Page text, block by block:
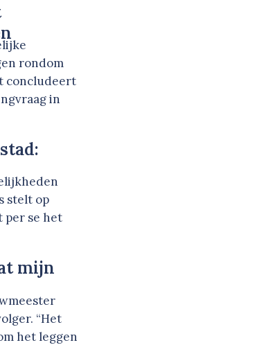
rondom
concludeert
in
stelt op
per se het
mijn
“Het
het leggen